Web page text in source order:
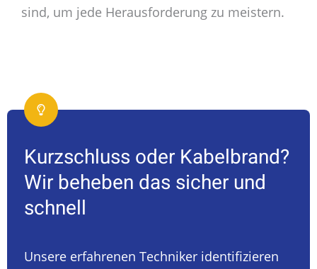
sind, um jede Herausforderung zu meistern.
Kurzschluss oder Kabelbrand?
Wir beheben das sicher und
schnell
Unsere erfahrenen Techniker identifizieren